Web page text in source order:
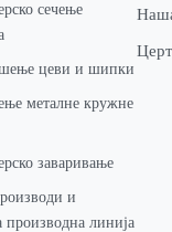
сечење
цеви и шипки
металне кружне
заваривање
и
производна линија